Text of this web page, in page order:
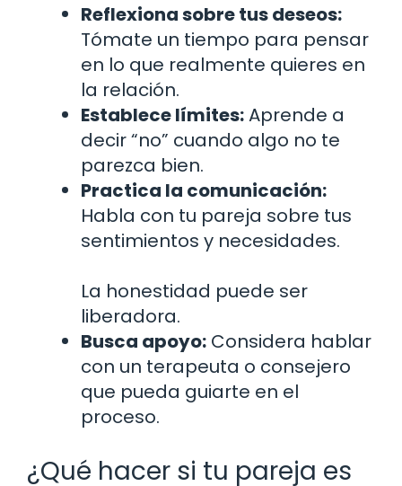
Reflexiona sobre tus deseos:
Tómate un tiempo para pensar
en lo que realmente quieres en
la relación.
Establece límites:Aprende a
decir “no” cuando algo no te
parezca bien.
Practica la comunicación:
Habla con tu pareja sobre tus
sentimientos y necesidades.
La honestidad puede ser
liberadora.
Busca apoyo: Considera hablar
con un terapeuta o consejero
que pueda guiarte en el
proceso.
¿Qué hacer si tu pareja es